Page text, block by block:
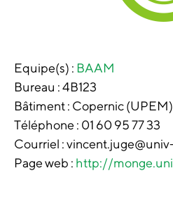
Equipe(s) : BAAM
Bureau :4B123
Bâtiment : Copernic (UPEM)
Téléphone : 01 60 95 77 33
Courriel :
Page web : http://